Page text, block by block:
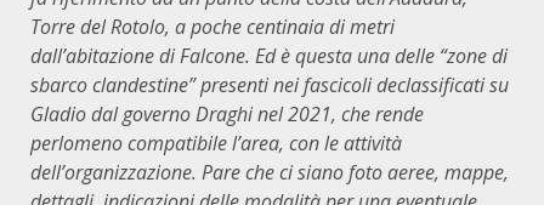
Torre del Rotolo, a poche centinaia di metri
dall’abitazione di Falcone. Ed è questa una delle “zone di
sbarco clandestine” presenti nei fascicoli declassificati su
Gladio dal governo Draghi nel 2021, che rende
perlomeno compatibile l’area, con le attività
dell’organizzazione. Pare che ci siano foto aeree, mappe,